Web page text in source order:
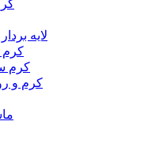
لایه
کرم
کرم
کرم و